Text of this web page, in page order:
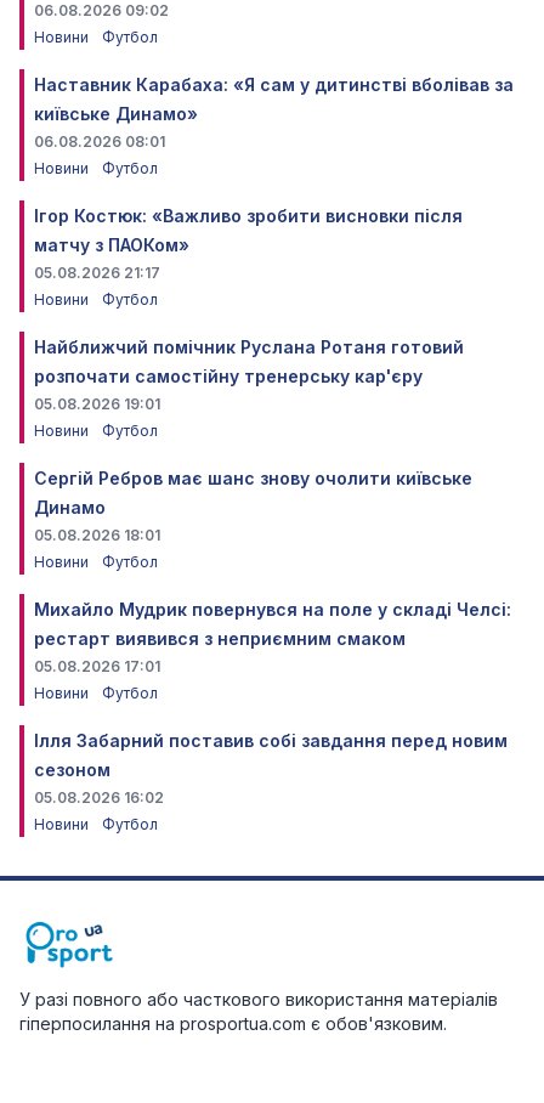
06.08.2026 09:02
Новини
Футбол
Наставник Карабаха: «Я сам у дитинстві вболівав за
київське Динамо»
06.08.2026 08:01
Новини
Футбол
Ігор Костюк: «Важливо зробити висновки після
матчу з ПАОКом»
05.08.2026 21:17
Новини
Футбол
Найближчий помічник Руслана Ротаня готовий
розпочати самостійну тренерську кар'єру
05.08.2026 19:01
Новини
Футбол
Сергій Ребров має шанс знову очолити київське
Динамо
05.08.2026 18:01
Новини
Футбол
Михайло Мудрик повернувся на поле у складі Челсі:
рестарт виявився з неприємним смаком
05.08.2026 17:01
Новини
Футбол
Ілля Забарний поставив собі завдання перед новим
сезоном
05.08.2026 16:02
Новини
Футбол
У разі повного або часткового використання матеріалів
гіперпосилання на prosportua.com є обов'язковим.